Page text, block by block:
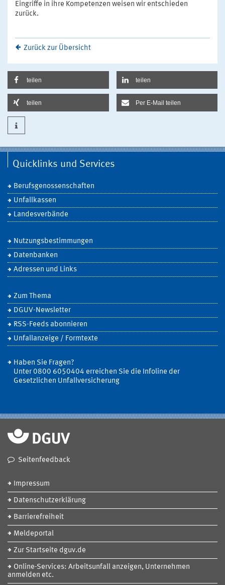
Eingriffe in ihre Kompetenzen weisen wir entschieden
zurück.
Zurück zur Übersicht
teilen teilen
teilen Per E-Mail teilen
Quicklinks und Services
Berufsgenossenschaften
Unfallkassen
Landesverbände
Nutzungsbestimmungen
Datenbanken
Adressen und Links
Zum Thema
DGUV-Newsletter
RSS-Feeds abonnieren
Unfallanzeige / Formtexte
Haben Sie Fragen?
Unter 0800 6050404 erreichen Sie die Infoline der
Gesetzlichen Unfallversicherung
Seitenfeedback
Impressum
Datenschutzerklärung
Barrierefreiheit
Meldeportal
Zur Startseite dguv.de
Online-Services: Arbeitsunfall anzeigen, Unternehmen
anmelden etc.